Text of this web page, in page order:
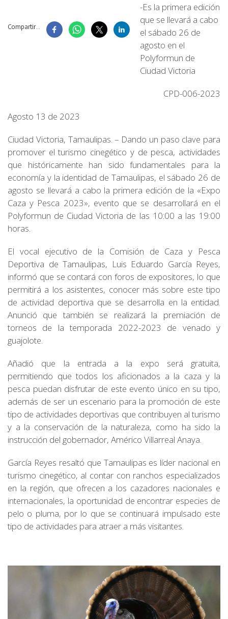
Compartir...
-Es la primera edición
que se llevará a cabo
el sábado 26 de
agosto en el
Polyformun de
Ciudad Victoria
CPD-006-2023
Agosto 13 de 2023
Ciudad Victoria, Tamaulipas. – Dando un paso clave para
promover el turismo cinegético y de pesca, actividades
que históricamente han sido fundamentales para la
economía y la identidad de Tamaulipas, el sábado 26 de
agosto se llevará a cabo la primera edición de la «Expo
Caza y Pesca 2023», evento que se desarrollará en el
Polyformun de Ciudad Victoria de las 10:00 a las 19:00
horas.
El vocal ejecutivo de la Comisión de Caza y Pesca
Deportiva de Tamaulipas, Luis Eduardo García Reyes,
informó que se contará con foros de expositores, lo que
permitirá a los asistentes, conocer más sobre este tipo
de actividad deportiva que se desarrolla en la entidad.
Anunció que también se realizará la premiación de
torneos de la temporada 2022-2023 de venado y
guajolote.
Añadió que la entrada a la expo será gratuita,
permitiendo que todos los aficionados a la caza y la
pesca puedan disfrutar de este evento único en su tipo,
además de ser un escenario para la promoción de este
tipo de actividades deportivas que contribuyen al turismo
y a la conservación de la naturaleza, como ha sido la
instrucción del gobernador, Américo Villarreal Anaya.
García Reyes resaltó que Tamaulipas es líder nacional en
turismo cinegético, al contar con ranchos especializados
en la región, que ofrecen a los cazadores nacionales e
internacionales, la oportunidad de encontrar especies de
pelo o pluma, por lo que se continuará impulsado este
tipo de actividades para atraer a más visitantes.